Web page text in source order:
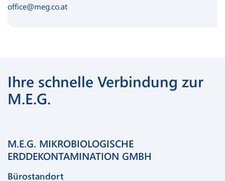
office@meg.co.at
Ihre schnelle Verbindung zur
M.E.G.
M.E.G. MIKROBIOLOGISCHE
ERDDEKONTAMINATION GMBH
Bürostandort